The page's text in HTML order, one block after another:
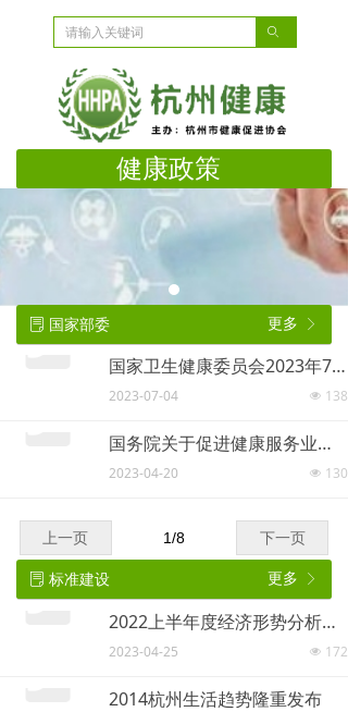
ꄙ
健康政策
ꂓ 国家部委 ꁕ
更多
国家卫生健康委员会2023年7月3日新闻发布会文字实录
넶 138
2023-07-04
国务院关于促进健康服务业发展的若干意见
넶 130
2023-04-20
上一页 下一页
1/8
ꂓ 标准建设 ꁕ
更多
2022上半年度经济形势分析会在杭成功举行
넶 172
2023-04-25
2014杭州生活趋势隆重发布